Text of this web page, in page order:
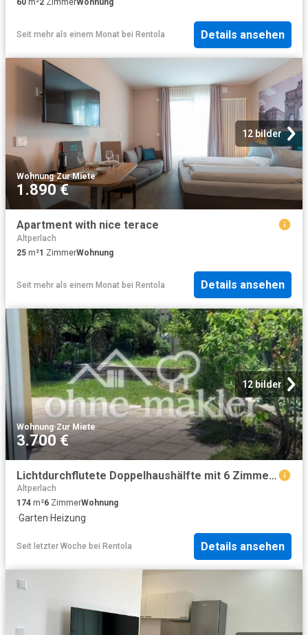
60 m²2 ZimmerWohnung
Seit mehr als einem Monat bei Rentola Details ansehen
12 bilder
Wohnung·Zur Miete
1.890 €
Apartment with nice terace
Altperlach
25 m²1 ZimmerWohnung
Seit mehr als einem Monat bei Rentola Details ansehen
12 bilder
Wohnung·Zur Miete
3.700 €
Lichtdurchflutete Doppelhaushälfte mit 6 Zimmern in Waldperlach
Altperlach
174 m²6 ZimmerWohnung
·Garten·Heizung
Seit letzter Woche bei Rentola Details ansehen